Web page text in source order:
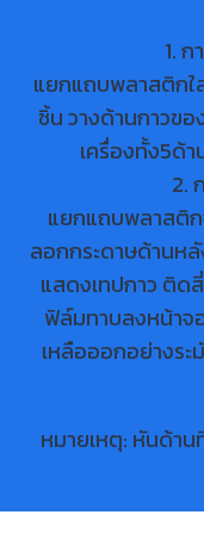
1.
แยกแถบพลาสติก
ชิ้น วางด้านกาวข
เครื่องทั้ง5ด้
2.
แยกแถบพลาสติก
ลอกกระดาษด้านห
แสดงเทปกาว ติด
ฟิล์มทาบลงหน้าจ
เหลือออกอย่างระ
หมายเหตุ: หันด้า